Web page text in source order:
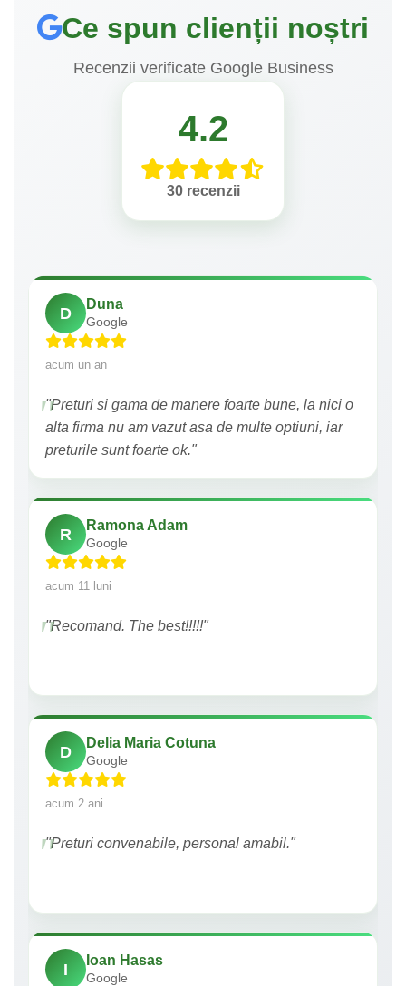
Ce spun clienții noștri
Recenzii verificate Google Business
4.2
30 recenzii
D
Duna
Google
acum un an
"Preturi si gama de manere foarte bune, la nici o
alta firma nu am vazut asa de multe optiuni, iar
preturile sunt foarte ok."
R
Ramona Adam
Google
acum 11 luni
"Recomand. The best!!!!!"
D
Delia Maria Cotuna
Google
acum 2 ani
"Preturi convenabile, personal amabil."
I
Ioan Hasas
Google